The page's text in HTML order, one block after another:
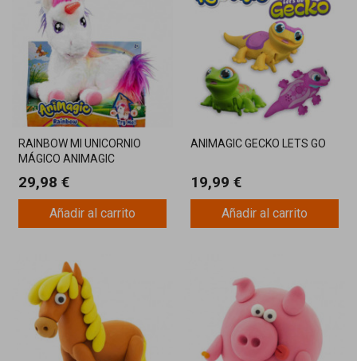
RAINBOW MI UNICORNIO
MÁGICO ANIMAGIC
29,98 €
Añadir al carrito
ANIMAGIC GECKO LETS GO
19,99 €
Añadir al carrito